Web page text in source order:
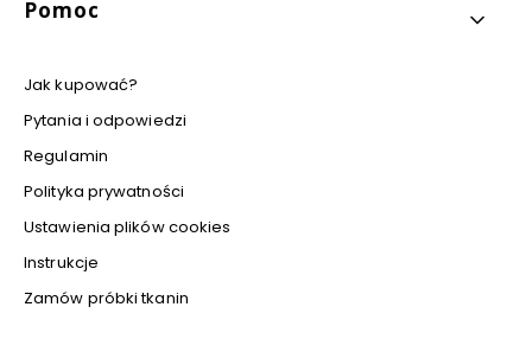
Pomoc
Jak kupować?
Pytania i odpowiedzi
Regulamin
Polityka prywatności
Ustawienia plików cookies
Instrukcje
Zamów próbki tkanin